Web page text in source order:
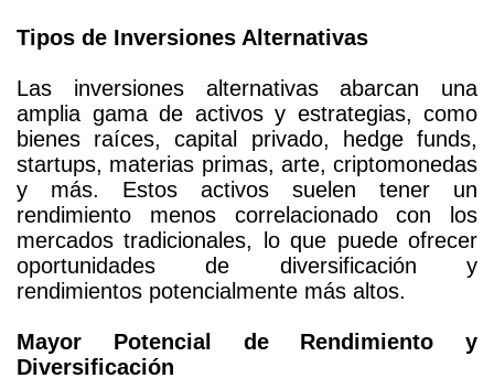
Tipos de Inversiones Alternativas
Las inversiones alternativas abarcan una
amplia gama de activos y estrategias, como
bienes raíces, capital privado, hedge funds,
startups, materias primas, arte, criptomonedas
y más. Estos activos suelen tener un
rendimiento menos correlacionado con los
mercados tradicionales, lo que puede ofrecer
oportunidades de diversificación y
rendimientos potencialmente más altos.
Mayor Potencial de Rendimiento y
Diversificación